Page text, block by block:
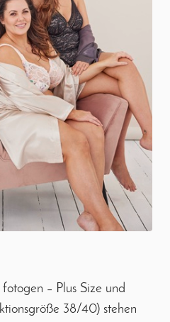
– Plus Size und
38/40) stehen